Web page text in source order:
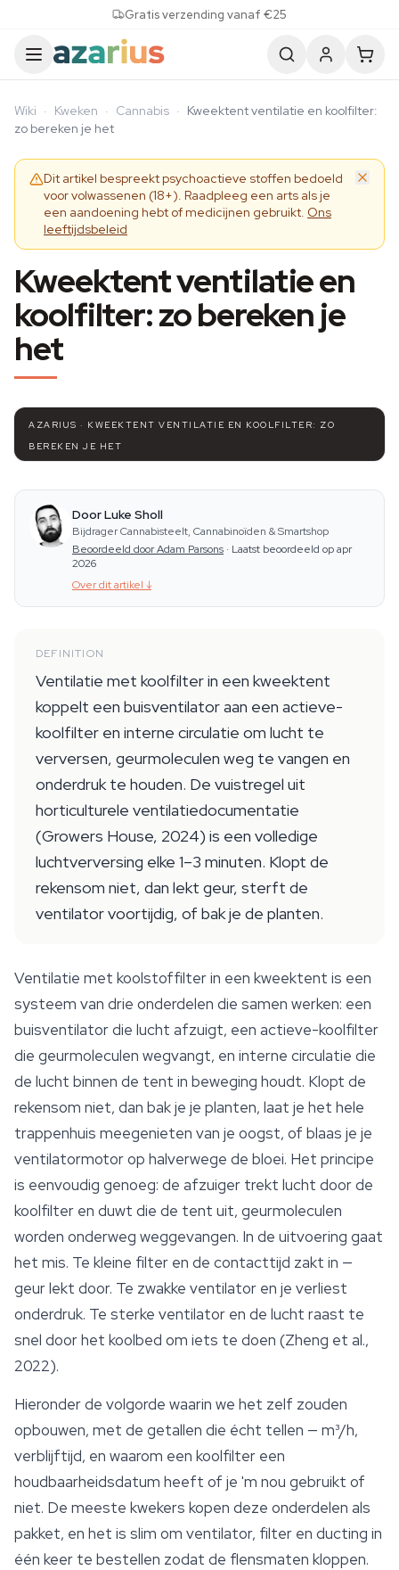
Gratis verzending vanaf €25
Wiki · Kweken · Cannabis · Kweektent ventilatie en koolfilter:
zo bereken je het
Dit artikel bespreekt psychoactieve stoffen bedoeld
voor volwassenen (18+). Raadpleeg een arts als je
een aandoening hebt of medicijnen gebruikt. Ons
leeftijdsbeleid
Kweektent ventilatie en
koolfilter: zo bereken je
het
AZARIUS · KWEEKTENT VENTILATIE EN KOOLFILTER: ZO
BEREKEN JE HET
Door Luke Sholl
Bijdrager Cannabisteelt, Cannabinoïden & Smartshop
Beoordeeld door Adam Parsons · Laatst beoordeeld op apr
2026
Over dit artikel ↓
DEFINITION
Ventilatie met koolfilter in een kweektent
koppelt een buisventilator aan een actieve-
koolfilter en interne circulatie om lucht te
verversen, geurmoleculen weg te vangen en
onderdruk te houden. De vuistregel uit
horticulturele ventilatiedocumentatie
(Growers House, 2024) is een volledige
luchtverversing elke 1–3 minuten. Klopt de
rekensom niet, dan lekt geur, sterft de
ventilator voortijdig, of bak je de planten.
Ventilatie met koolstoffilter in een kweektent is een
systeem van drie onderdelen die samen werken: een
buisventilator die lucht afzuigt, een actieve-koolfilter
die geurmoleculen wegvangt, en interne circulatie die
de lucht binnen de tent in beweging houdt. Klopt de
rekensom niet, dan bak je je planten, laat je het hele
trappenhuis meegenieten van je oogst, of blaas je je
ventilatormotor op halverwege de bloei. Het principe
is eenvoudig genoeg: de afzuiger trekt lucht door de
koolfilter en duwt die de tent uit, geurmoleculen
worden onderweg weggevangen. In de uitvoering gaat
het mis. Te kleine filter en de contacttijd zakt in —
geur lekt door. Te zwakke ventilator en je verliest
onderdruk. Te sterke ventilator en de lucht raast te
snel door het koolbed om iets te doen (Zheng et al.,
2022).
Hieronder de volgorde waarin we het zelf zouden
opbouwen, met de getallen die écht tellen — m³/h,
verblijftijd, en waarom een koolfilter een
houdbaarheidsdatum heeft of je 'm nou gebruikt of
niet. De meeste kwekers kopen deze onderdelen als
pakket, en het is slim om ventilator, filter en ducting in
één keer te bestellen zodat de flensmaten kloppen.